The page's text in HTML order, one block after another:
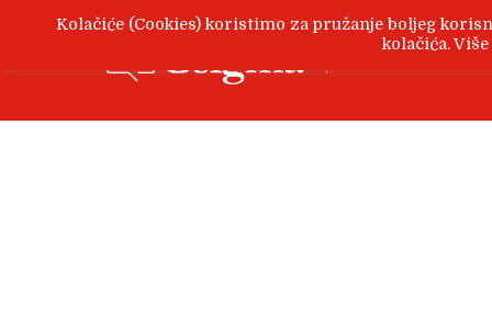
Kolačiće (Cookies) koristimo za pružanje boljeg
kolačića.